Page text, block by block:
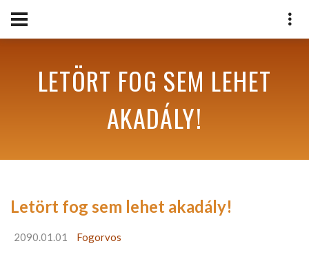
LETÖRT FOG SEM LEHET
AKADÁLY!
Letört fog sem lehet akadály!
2090.01.01 Fogorvos